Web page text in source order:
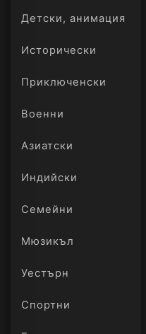
Детски, анимация
Исторически
Приключенски
Военни
Азиатски
Индийски
Семейни
Мюзикъл
Уестърн
Спортни